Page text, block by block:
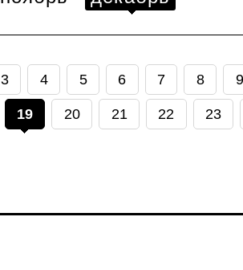
3 4 5 6 7 8 9
19 20 21 22 23